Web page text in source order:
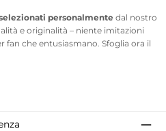
personalmente dal nostro
e originalità – niente imitazioni
che entusiasmano. Sfoglia ora il